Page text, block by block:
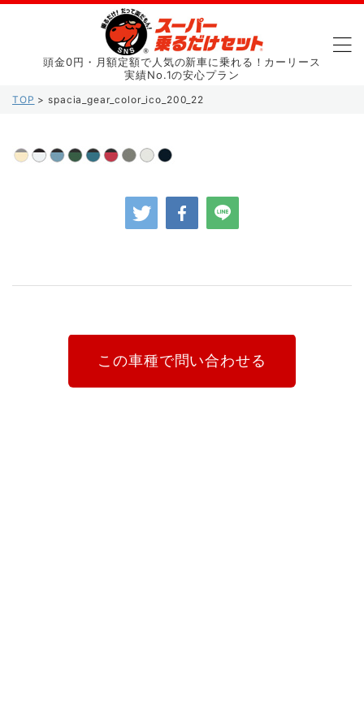
頭金0円・月額定額で人気の新車に乗れる！カーリース
実績No.1の安心プラン
TOP >spacia_gear_color_ico_200_22
この車種で問い合わせる